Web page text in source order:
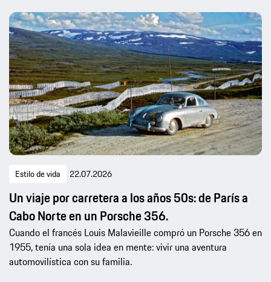
Estilo de vida 22.07.2026
Un viaje por carretera a los años 50s: de París a
Cabo Norte en un Porsche 356.
Cuando el francés Louis Malavieille compró un Porsche 356 en
1955, tenía una sola idea en mente: vivir una aventura
automovilística con su familia.